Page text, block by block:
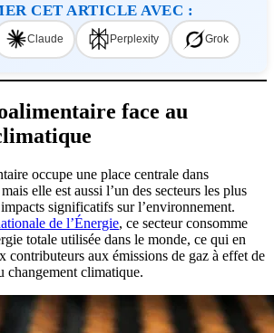
CET ARTICLE AVEC :
Claude Perplexity Grok
face au
occupe une place centrale dans
elle est aussi l’un des secteurs les plus
significatifs sur l’environnement.
de l’Énergie, ce secteur consomme
totale utilisée dans le monde, ce qui en
contributeurs aux émissions de gaz à effet de
changement climatique.